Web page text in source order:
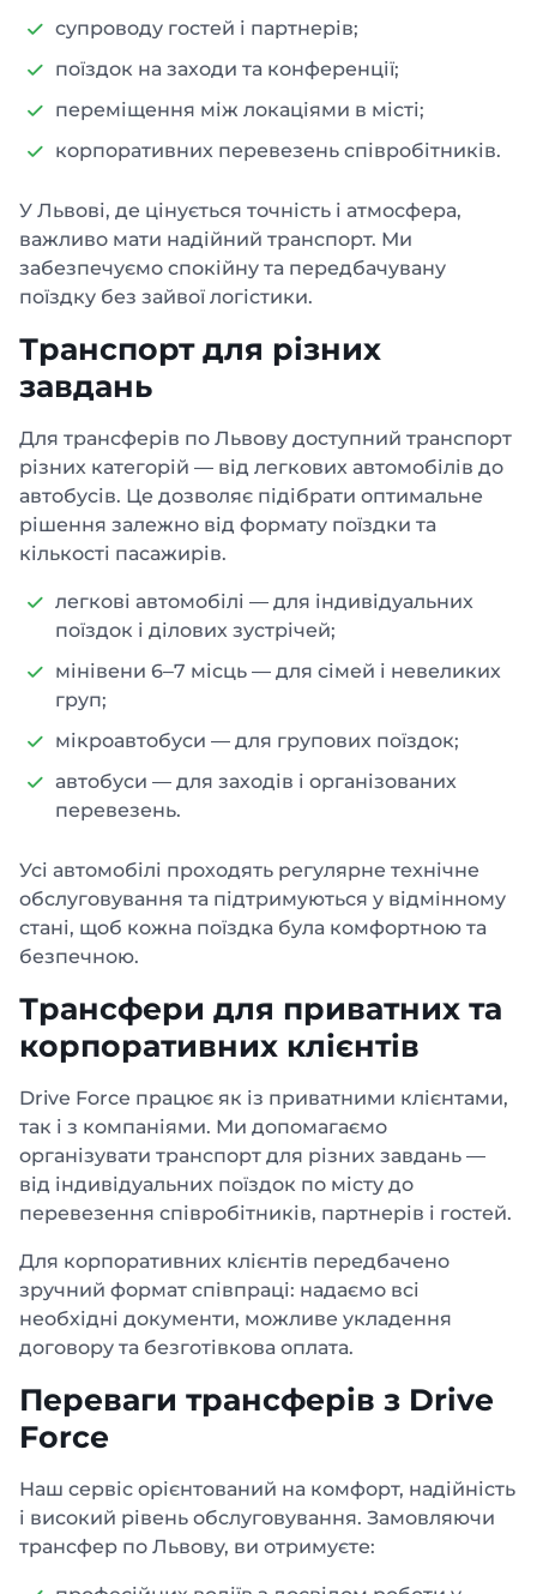
супроводу гостей і партнерів;
поїздок на заходи та конференції;
переміщення між локаціями в місті;
корпоративних перевезень співробітників.
У Львові, де цінується точність і атмосфера,
важливо мати надійний транспорт. Ми
забезпечуємо спокійну та передбачувану
поїздку без зайвої логістики.
Транспорт для різних
завдань
Для трансферів по Львову доступний транспорт
різних категорій — від легкових автомобілів до
автобусів. Це дозволяє підібрати оптимальне
рішення залежно від формату поїздки та
кількості пасажирів.
легкові автомобілі — для індивідуальних
поїздок і ділових зустрічей;
мінівени 6–7 місць — для сімей і невеликих
груп;
мікроавтобуси — для групових поїздок;
автобуси — для заходів і організованих
перевезень.
Усі автомобілі проходять регулярне технічне
обслуговування та підтримуються у відмінному
стані, щоб кожна поїздка була комфортною та
безпечною.
Трансфери для приватних та
корпоративних клієнтів
Drive Force працює як із приватними клієнтами,
так і з компаніями. Ми допомагаємо
організувати транспорт для різних завдань —
від індивідуальних поїздок по місту до
перевезення співробітників, партнерів і гостей.
Для корпоративних клієнтів передбачено
зручний формат співпраці: надаємо всі
необхідні документи, можливе укладення
договору та безготівкова оплата.
Переваги трансферів з Drive
Force
Наш сервіс орієнтований на комфорт, надійність
і високий рівень обслуговування. Замовляючи
трансфер по Львову, ви отримуєте: